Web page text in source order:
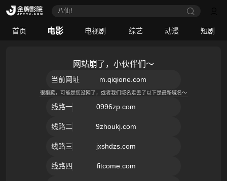
八仙！
首页 电影 电视剧 综艺 动漫 短剧
网站崩了，小伙伴们～
当前网址 m.qiqione.com
很抱歉，可能是您没网了，或者我们域名走丢了以下是最新域名～
线路一 0996zp.com
线路二 9zhoukj.com
线路三 jxshdzs.com
线路四 fitcome.com